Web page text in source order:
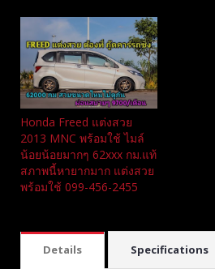
Honda Freed แต่งสวย
2013 MNC​ พร้อมใช้ ไมล์
น้อยน้อยมากๆ 62xxx กม.แท้​
สภาพนี้หายากมาก แต่งสวย
พร้อมใช้ 099-456-2455
Details Specifications